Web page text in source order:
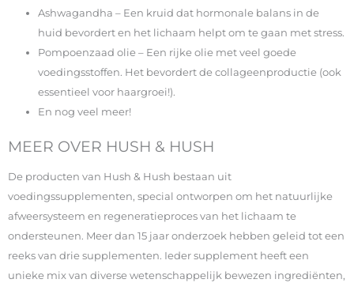
Ashwagandha – Een kruid dat hormonale balans in de
huid bevordert en het lichaam helpt om te gaan met stress.
Pompoenzaad olie – Een rijke olie met veel goede
voedingsstoffen. Het bevordert de collageenproductie (ook
essentieel voor haargroei!).
En nog veel meer!
MEER OVER HUSH & HUSH
De producten van Hush & Hush bestaan uit
voedingssupplementen, special ontworpen om het natuurlijke
afweersysteem en regeneratieproces van het lichaam te
ondersteunen. Meer dan 15 jaar onderzoek hebben geleid tot een
reeks van drie supplementen. Ieder supplement heeft een
unieke mix van diverse wetenschappelijk bewezen ingrediënten,